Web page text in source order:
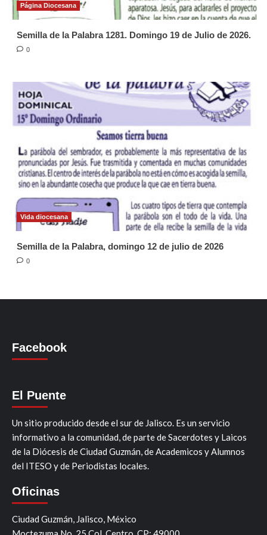
Página Diocesana
Semilla de la Palabra 1281. Domingo 19 de Julio de 2026.
0
Vida diocesana
Semilla de la Palabra, domingo 12 de julio de 2026
0
Facebook
El Puente
Un sitio producido desde el sur de Jalisco. Es un servicio
informativo a la comunidad, de parte de Sacerdotes y Laicos
de la Diócesis de Ciudad Guzmán, de Academicos y Alumnos
del ITESO y de Periodistas locales.
Oficinas
Ciudad Guzmán, Jalisco, México